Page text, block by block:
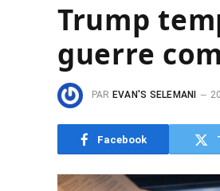
Trump
guerre
PAR EVAN'S SELEMANI
Facebook